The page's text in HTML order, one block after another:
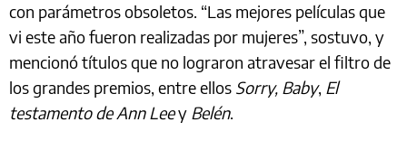
con parámetros obsoletos. “Las mejores películas que
vi este año fueron realizadas por mujeres”, sostuvo, y
mencionó títulos que no lograron atravesar el filtro de
los grandes premios, entre ellos Sorry, Baby, El
testamento de Ann Leey Belén.